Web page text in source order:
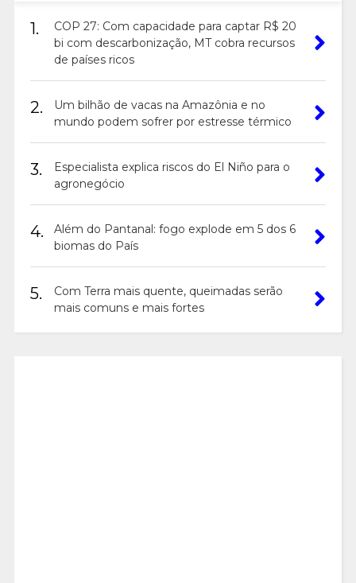
1.
COP 27: Com capacidade para captar R$ 20
bi com descarbonização, MT cobra recursos
de países ricos
2.
Um bilhão de vacas na Amazônia e no
mundo podem sofrer por estresse térmico
3.
Especialista explica riscos do El Niño para o
agronegócio
4.
Além do Pantanal: fogo explode em 5 dos 6
biomas do País
5.
Com Terra mais quente, queimadas serão
mais comuns e mais fortes